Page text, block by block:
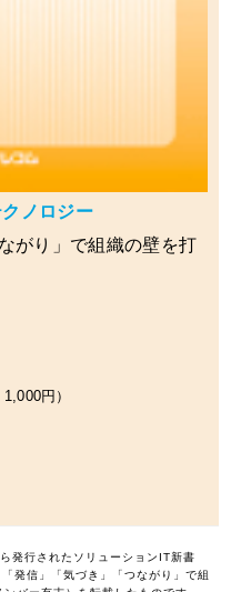
ノロジー
がり」で組織の壁を打
円）
発行されたソリューションIT新書
発信」「気づき」「つながり」で組